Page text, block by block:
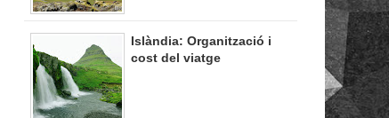
Islàndia: Organització i
cost del viatge